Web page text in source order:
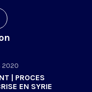
2020
| PROCES
EN SYRIE